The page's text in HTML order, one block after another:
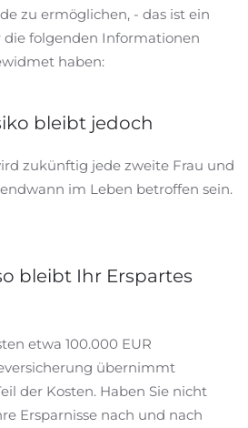
zu ermöglichen, - das ist ein
die folgenden Informationen
haben:
bleibt jedoch
zukünftig jede zweite Frau und
im Leben betroffen sein.
bleibt Ihr Erspartes
etwa 100.000 EUR
übernimmt
der Kosten. Haben Sie nicht
Ersparnisse nach und nach